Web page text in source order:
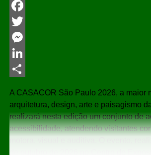
WhatsApp
Facebook
Twitter
Messenger
LinkedIn
A CASACOR São Paulo 2026, a maior
arquitetura, design, arte e paisagismo
realizará nesta edição um conjunto de
acessibilidade, atendendo visitantes